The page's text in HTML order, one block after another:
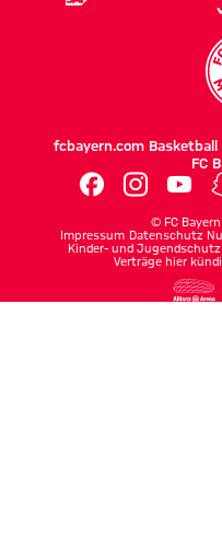
fcbayern.com Basketball
FC
© FC
Impressum Datenschutz
Kinder- und Jugendschutz
Verträge hier